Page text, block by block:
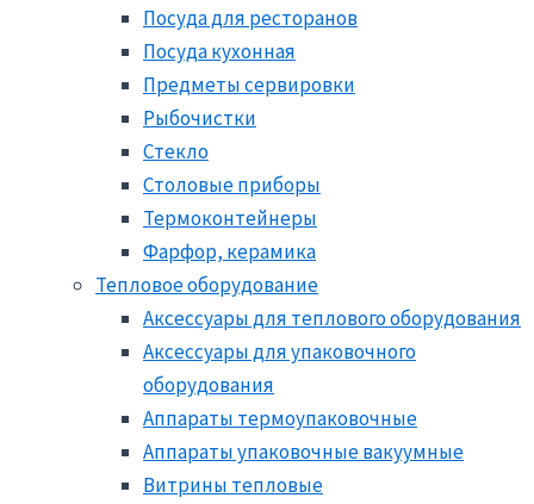
Посуда для ресторанов
Посуда кухонная
Предметы сервировки
Рыбочистки
Стекло
Столовые приборы
Термоконтейнеры
Фарфор, керамика
Тепловое оборудование
Аксессуары для теплового оборудования
Аксессуары для упаковочного
оборудования
Аппараты термоупаковочные
Аппараты упаковочные вакуумные
Витрины тепловые